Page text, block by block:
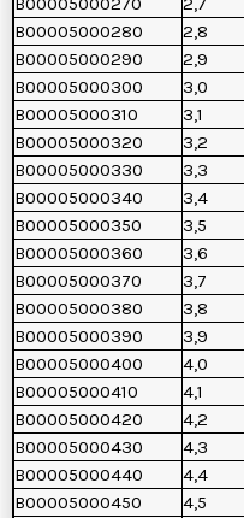
B00005000280
2,8
B00005000290
2,9
B00005000300
3,0
B00005000310
3,1
B00005000320
3,2
B00005000330
3,3
B00005000340
3,4
B00005000350
3,5
B00005000360
3,6
B00005000370
3,7
B00005000380
3,8
B00005000390
3,9
B00005000400
4,0
B00005000410
4,1
B00005000420
4,2
B00005000430
4,3
B00005000440
4,4
B00005000450
4,5